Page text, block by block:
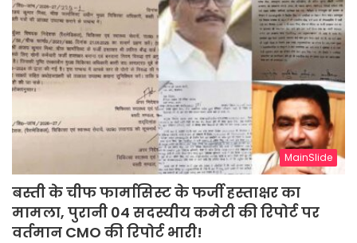
MainSlide
बस्ती के चीफ फार्मासिस्ट के फर्जी हस्ताक्षर का
मामला, पुरानी 04 सदस्यीय कमेटी की रिपोर्ट पर
वर्तमान CMO की रिपोर्ट भारी!